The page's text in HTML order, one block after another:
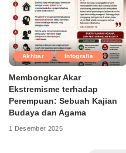
Akhbar Infografis
Membongkar Akar
Ekstremisme terhadap
Perempuan: Sebuah Kajian
Budaya dan Agama
1 Desember 2025